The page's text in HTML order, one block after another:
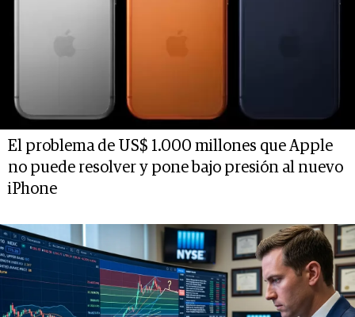
El problema de US$ 1.000 millones que Apple
no puede resolver y pone bajo presión al nuevo
iPhone